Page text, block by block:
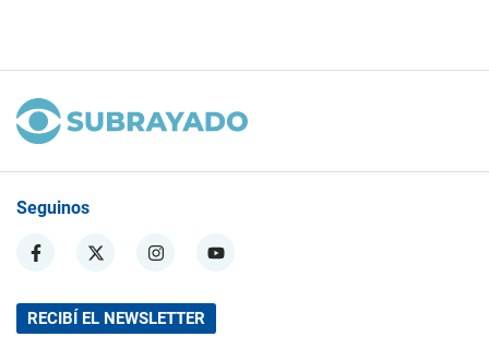
Seguinos
RECIBÍ EL NEWSLETTER